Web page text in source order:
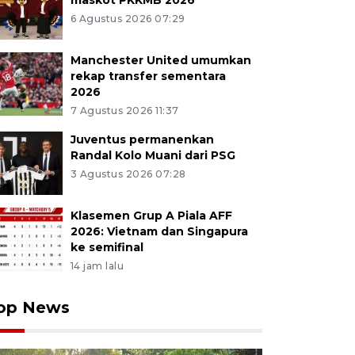
6 Agustus 2026 07:29
Manchester United umumkan
rekap transfer sementara
2026
7 Agustus 2026 11:37
Juventus permanenkan
Randal Kolo Muani dari PSG
3 Agustus 2026 07:28
Klasemen Grup A Piala AFF
2026: Vietnam dan Singapura
ke semifinal
14 jam lalu
News